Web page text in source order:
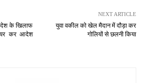
के खिलाफ
कर आदेश
NEXT ARTICLE
युवा वकील को खेल मैदान में दौड़ा कर
गोलियों से छलनी किया